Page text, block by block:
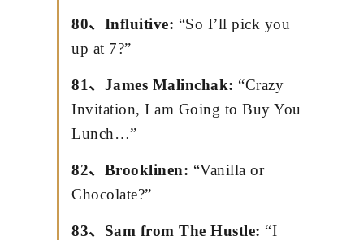
80、Influitive: “So I’ll pick you
up at 7?”
81、James Malinchak: “Crazy
Invitation, I am Going to Buy You
Lunch…”
82、Brooklinen: “Vanilla or
Chocolate?”
83、Sam from The Hustle: “I